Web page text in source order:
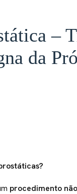
–
da
procedimento